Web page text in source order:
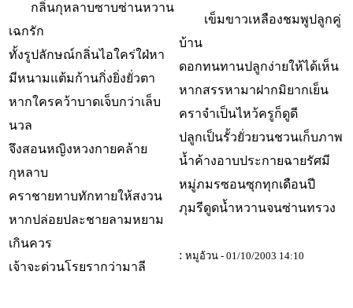
กลิ่นกุหลาบซาบซ่านหวาน
เฉกรัก
ทั้งรูปลักษณ์กลิ่นไอใคร่ใฝ่หา
มีหนามแต้มก้านกิ่งยิ่งยั่วตา
หากใครคว้าบาดเจ็บกว่าเล็บ
นวล
จึงสอนหญิงหวงกายคล้าย
กุหลาบ
คราชายทาบทักทายให้สงวน
หากปล่อยปละชายลามหยาม
เกินควร
เจ้าจะด่วนโรยรากว่ามาลี
เข็มขาวเหลืองชมพูปลูกคู่
บ้าน
ดอกทนทานปลูกง่ายให้ได้เห็น
หากสรรหามาฝากมิยากเย็น
คราจำเป็นไหว้ครูก็ดูดี
ปลูกเป็นรั้วยั่วยวนชวนเก็บภาพ
น้ำค้างอาบประกายฉายรัศมี
หมู่ภมรซอนซุกทุกเดือนปี
ภุมรีดูดน้ำหวานจนซ่านทรวง
: หมูอ้วน - 01/10/2003 14:10